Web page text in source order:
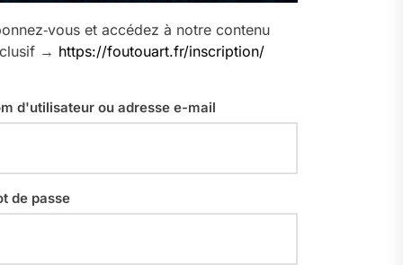
et accédez à notre contenu
→ https://foutouart.fr/inscription/
d'utilisateur ou adresse e-mail
de passe